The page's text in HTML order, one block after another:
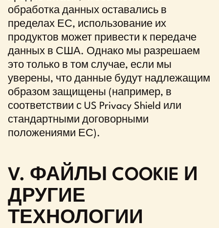
обработка данных оставались в
пределах ЕС, использование их
продуктов может привести к передаче
данных в США. Однако мы разрешаем
это только в том случае, если мы
уверены, что данные будут надлежащим
образом защищены (например, в
соответствии с US Privacy Shield или
стандартными договорными
положениями ЕС).
V. ФАЙЛЫ COOKIE И
ДРУГИЕ
ТЕХНОЛОГИИ